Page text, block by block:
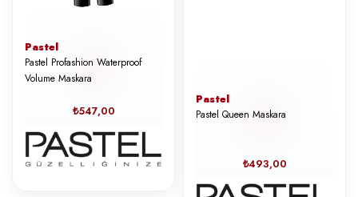
Pastel
Pastel Profashion Waterproof
Volume Maskara
₺547,00
Pastel
Pastel Queen Maskara
₺493,00